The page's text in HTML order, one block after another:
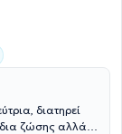
διατηρεί
δια ζώσης αλλά